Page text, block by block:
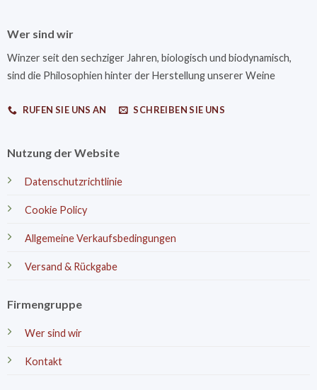
Wer sind wir
Winzer seit den sechziger Jahren, biologisch und biodynamisch,
sind die Philosophien hinter der Herstellung unserer Weine
RUFEN SIE UNS AN SCHREIBEN SIE UNS
Nutzung der Website
Datenschutzrichtlinie
Cookie Policy
Allgemeine Verkaufsbedingungen
Versand & Rückgabe
Firmengruppe
Wer sind wir
Kontakt